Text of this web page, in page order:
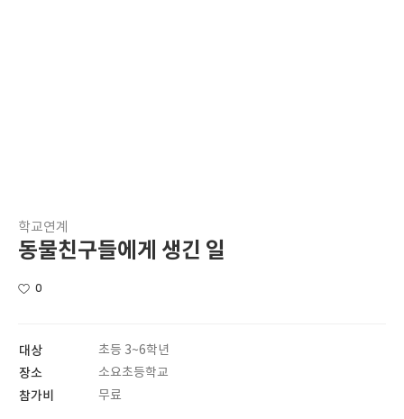
학교연계
동물친구들에게 생긴 일
0
대상 초등 3~6학년
장소 소요초등학교
참가비 무료